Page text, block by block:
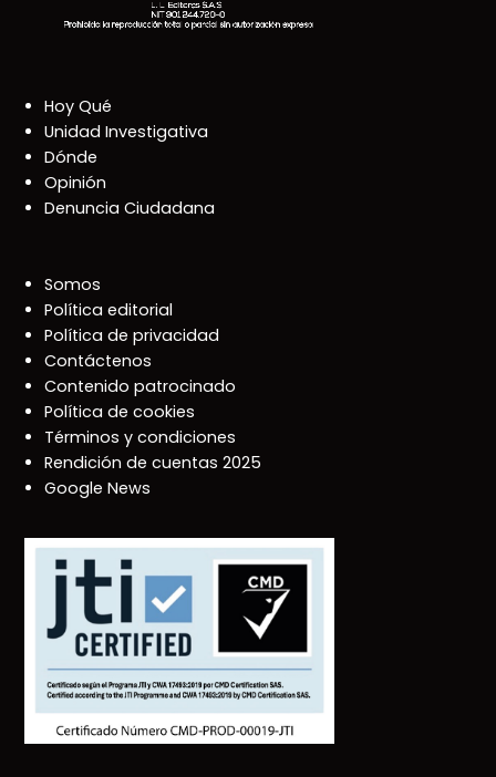
Hoy Qué
Unidad Investigativa
Dónde
Opinión
Denuncia Ciudadana
Somos
Política editorial
Política de privacidad
Contáctenos
Contenido patrocinado
Política de cookies
Términos y condiciones
Rendición de cuentas 2025
Google News